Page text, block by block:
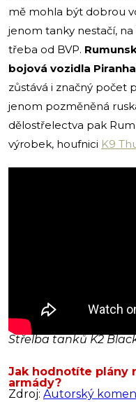
mě mohla být dobrou
jenom tanky nestačí,
třeba od BVP.
bojová vozidla
zůstává i značný počet
jenom pozměněná
dělostřelectva pak
výrobek, houfnici K9
Střelba tanků K2
Jak hodnotíte plány
armády?
Zdroj: Autorský